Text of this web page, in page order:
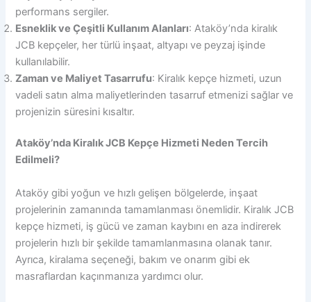
performans sergiler.
Esneklik ve Çeşitli Kullanım Alanları: Ataköy’nda kiralık
JCB kepçeler, her türlü inşaat, altyapı ve peyzaj işinde
kullanılabilir.
Zaman ve Maliyet Tasarrufu: Kiralık kepçe hizmeti, uzun
vadeli satın alma maliyetlerinden tasarruf etmenizi sağlar ve
projenizin süresini kısaltır.
Ataköy’nda Kiralık JCB Kepçe Hizmeti Neden Tercih
Edilmeli?
Ataköy gibi yoğun ve hızlı gelişen bölgelerde, inşaat
projelerinin zamanında tamamlanması önemlidir. Kiralık JCB
kepçe hizmeti, iş gücü ve zaman kaybını en aza indirerek
projelerin hızlı bir şekilde tamamlanmasına olanak tanır.
Ayrıca, kiralama seçeneği, bakım ve onarım gibi ek
masraflardan kaçınmanıza yardımcı olur.